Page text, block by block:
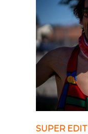
SUPER